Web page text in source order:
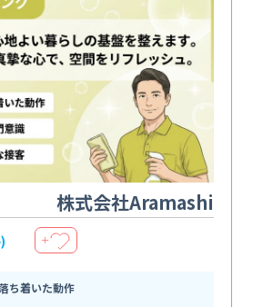
株式会社Aramashi
＋
ち着いた動作